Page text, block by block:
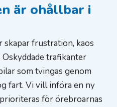
är ohållbar i
skapar frustration, kaos
trafikanter
som tvingas genom
fart. Vi vill införa en ny
för örebroarnas